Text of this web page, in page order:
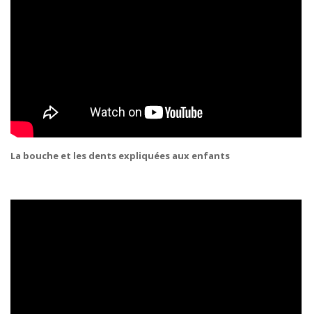
La bouche et les dents expliquées aux enfants